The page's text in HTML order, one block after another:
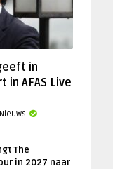
in
in AFAS Live
The
in 2027 naar